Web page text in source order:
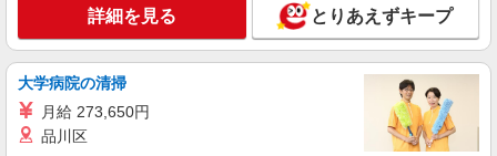
実働）（残業・休日出勤手当て等が含まれていま
す） 交通費全額支給
長野県佐久市 ＊車・バイク通勤OK
詳細を見る
派遣社員
詳細を見る とりあえずキープ
大学病院の清掃
月給 273,650円
品川区